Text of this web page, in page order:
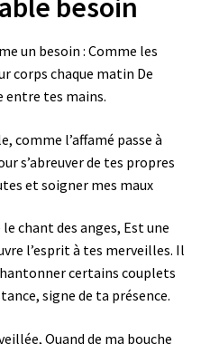
un besoin : Comme les
corps chaque matin De
entre tes mains.
comme l’affamé passe à
s’abreuver de tes propres
et soigner mes maux
chant des anges, Est une
l’esprit à tes merveilles. Il
certains couplets
signe de ta présence.
Quand de ma bouche